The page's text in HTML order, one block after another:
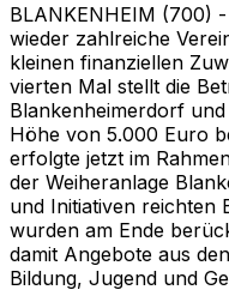
BLANKENHEIM (700)
wieder zahlreiche
kleinen finanziellen
vierten Mal stellt die
Blankenheimerdorf
Höhe von 5.000 Euro
erfolgte jetzt im
der Weiheranlage
und Initiativen reichten
wurden am Ende
damit Angebote aus
Bildung, Jugend und